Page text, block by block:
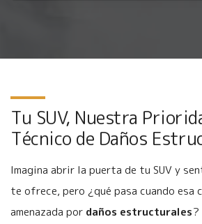
Tu SUV, Nuestra
Técnico de Daños
Imagina abrir la puerta de tu SUV y
te ofrece, pero ¿qué pasa cuando esa
amenazada por daños estructurales?